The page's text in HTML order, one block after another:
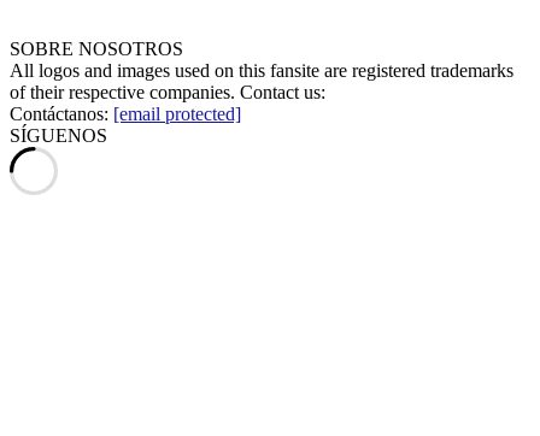
SOBRE NOSOTROS
All logos and images used on this fansite are registered trademarks
of their respective companies. Contact us:
Contáctanos: [email protected]
SÍGUENOS